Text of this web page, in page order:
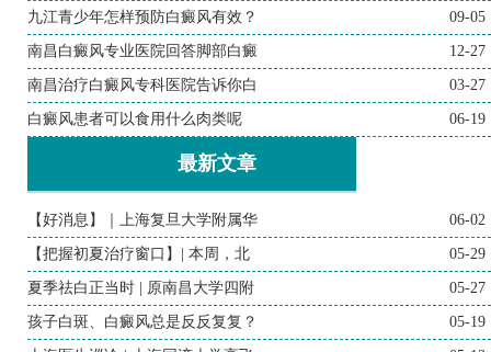
九江青少年怎样预防白癜风有效？ 09-05
南昌白癜风专业医院回答脚部白癜 12-27
南昌治疗白癜风专科医院告诉你白 03-27
白癜风患者可以食用什么肉类呢 06-19
最新文章
【好消息】｜上海复旦大学附属华 06-02
【把握初夏治疗窗口】| 本周，北 05-29
夏季祛白正当时 | 原南昌大学四附 05-27
孩子白斑、白癜风总是反反复复？ 05-19